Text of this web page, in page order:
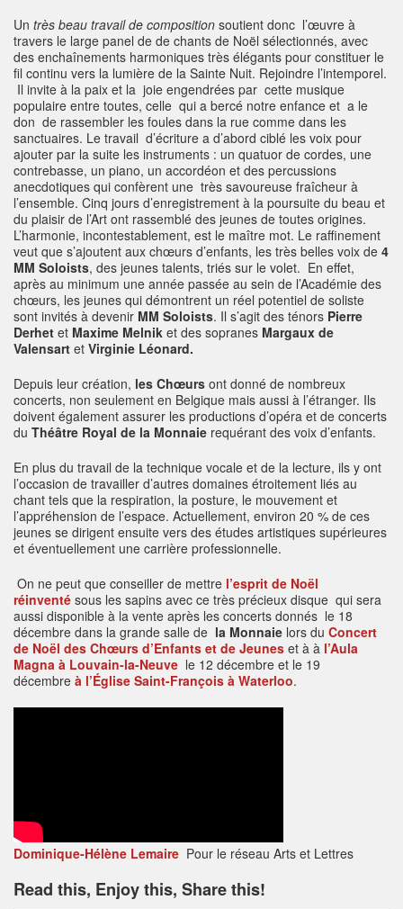
Un très beau travail de composition soutient donc l’œuvre à
travers le large panel de de chants de Noël sélectionnés, avec
des enchaînements harmoniques très élégants pour constituer le
fil continu vers la lumière de la Sainte Nuit. Rejoindre l’intemporel.
Il invite à la paix et la joie engendrées par cette musique
populaire entre toutes, celle qui a bercé notre enfance et a le
don de rassembler les foules dans la rue comme dans les
sanctuaires. Le travail d’écriture a d’abord ciblé les voix pour
ajouter par la suite les instruments : un quatuor de cordes, une
contrebasse, un piano, un accordéon et des percussions
anecdotiques qui confèrent une très savoureuse fraîcheur à
l’ensemble. Cinq jours d’enregistrement à la poursuite du beau et
du plaisir de l’Art ont rassemblé des jeunes de toutes origines.
L’harmonie, incontestablement, est le maître mot. Le raffinement
veut que s’ajoutent aux chœurs d’enfants, les très belles voix de 4
MM Soloists, des jeunes talents, triés sur le volet. En effet,
après au minimum une année passée au sein de l’Académie des
chœurs, les jeunes qui démontrent un réel potentiel de soliste
sont invités à devenir MM Soloists. Il s’agit des ténors Pierre
Derhet et Maxime Melnik et des sopranes Margaux de
Valensart et Virginie Léonard.
Depuis leur création, les Chœurs ont donné de nombreux
concerts, non seulement en Belgique mais aussi à l’étranger. Ils
doivent également assurer les productions d’opéra et de concerts
du Théâtre Royal de la Monnaie requérant des voix d’enfants.
En plus du travail de la technique vocale et de la lecture, ils y ont
l’occasion de travailler d’autres domaines étroitement liés au
chant tels que la respiration, la posture, le mouvement et
l’appréhension de l’espace. Actuellement, environ 20 % de ces
jeunes se dirigent ensuite vers des études artistiques supérieures
et éventuellement une carrière professionnelle.
On ne peut que conseiller de mettre l’esprit de Noël
réinventé sous les sapins avec ce très précieux disque qui sera
aussi disponible à la vente après les concerts donnés le 18
décembre dans la grande salle de la Monnaie lors du Concert
de Noël des Chœurs d’Enfants et de Jeunes et à à l’Aula
Magna à Louvain-la-Neuve le 12 décembre et le 19
décembre à l’Église Saint-François à Waterloo.
Dominique-Hélène Lemaire Pour le réseau Arts et Lettres
Read this, Enjoy this, Share this!